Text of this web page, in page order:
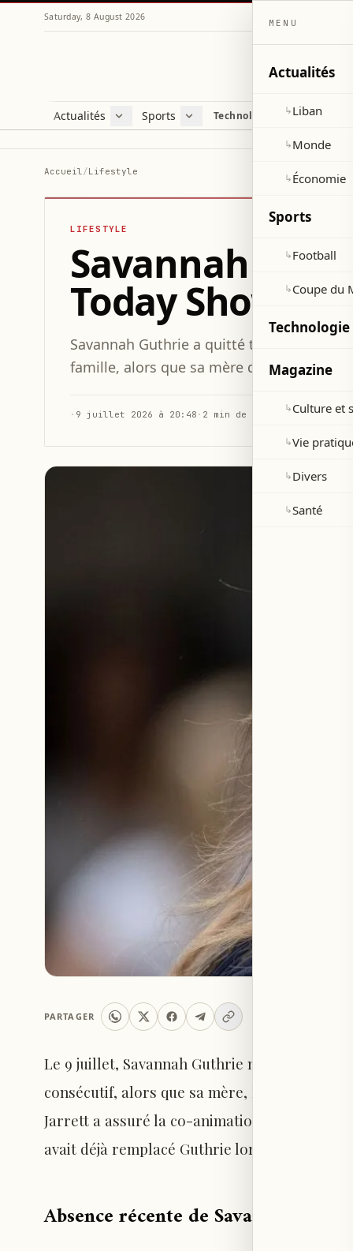
Saturday, 8 August 2026
Actualités
Liban
Sports
Football
Technologie et sciences
Accueil/Lifestyle
LIFESTYLE
Savannah
Today Show
Savannah Guthrie a quitté
famille, alors que sa mère de 84 ans
· 9 juillet 2026 à 20:48 · 2 min de lecture
PARTAGER
Le 9 juillet, Savannah Guthrie n’a pas
consécutif, alors que sa mère, Nancy
Jarrett a assuré la co-animation aux côtés de
avait déjà remplacé Guthrie lors de
Absence récente de Savannah
MENU
Actualités
↳Liban
↳Monde
↳Économie
Sports
↳Football
↳Coupe du
Technologie
Magazine
↳Culture et
↳Vie
↳Divers
↳Santé